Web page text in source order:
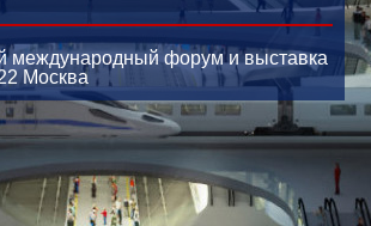
международный форум и выставка
Москва